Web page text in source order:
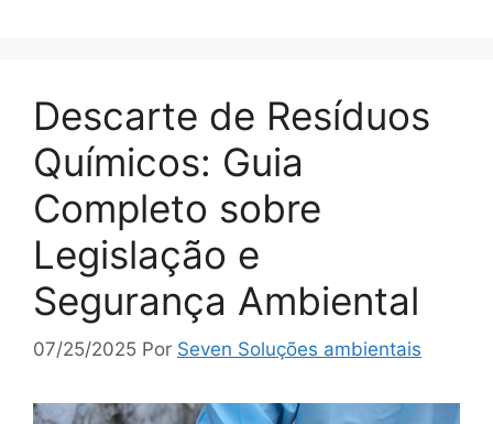
Descarte de Resíduos
Químicos: Guia
Completo sobre
Legislação e
Segurança Ambiental
07/25/2025 Por Seven Soluções ambientais